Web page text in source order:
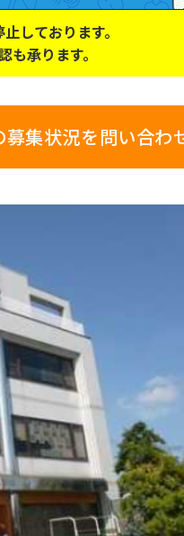
しております。
も承ります。
募集状況を問い合わ